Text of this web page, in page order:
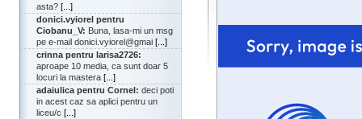
asta? [...]
donici.vyiorel pentru
Ciobanu_V: Buna, lasa-mi un msg
pe e-mail donici.vyiorel@gmai [...]
crinna pentru larisa2726:
aproape 10 media, ca sunt doar 5
locuri la mastera [...]
adaiulica pentru Cornel: deci poti
in acest caz sa aplici pentru un
liceu/c [...]